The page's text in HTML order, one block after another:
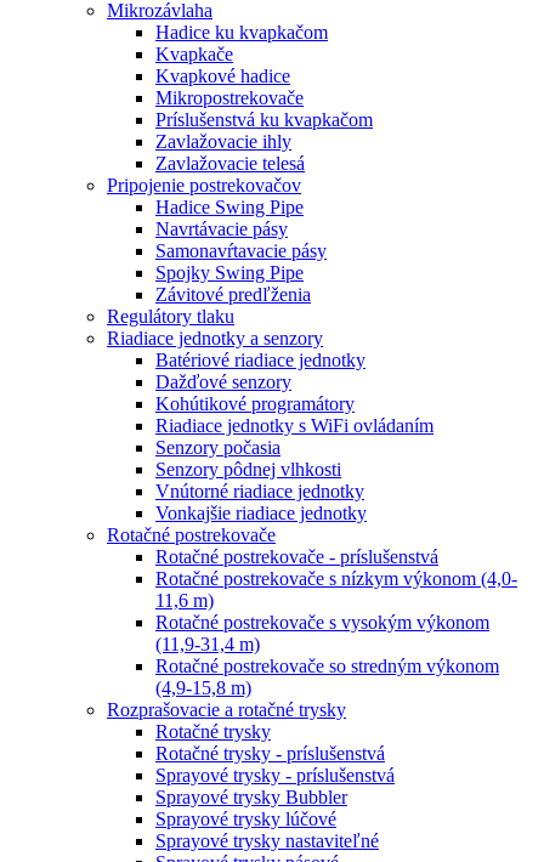
Mikrozávlaha
Hadice ku kvapkačom
Kvapkače
Kvapkové hadice
Mikropostrekovače
Príslušenstvá ku kvapkačom
Zavlažovacie ihly
Zavlažovacie telesá
Pripojenie postrekovačov
Hadice Swing Pipe
Navrtávacie pásy
Samonavŕtavacie pásy
Spojky Swing Pipe
Závitové predľženia
Regulátory tlaku
Riadiace jednotky a senzory
Batériové riadiace jednotky
Dažďové senzory
Kohútikové programátory
Riadiace jednotky s WiFi ovládaním
Senzory počasia
Senzory pôdnej vlhkosti
Vnútorné riadiace jednotky
Vonkajšie riadiace jednotky
Rotačné postrekovače
Rotačné postrekovače - príslušenstvá
Rotačné postrekovače s nízkym výkonom (4,0-
11,6 m)
Rotačné postrekovače s vysokým výkonom
(11,9-31,4 m)
Rotačné postrekovače so stredným výkonom
(4,9-15,8 m)
Rozprašovacie a rotačné trysky
Rotačné trysky
Rotačné trysky - príslušenstvá
Sprayové trysky - príslušenstvá
Sprayové trysky Bubbler
Sprayové trysky lúčové
Sprayové trysky nastaviteľné